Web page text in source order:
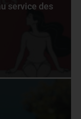
service des